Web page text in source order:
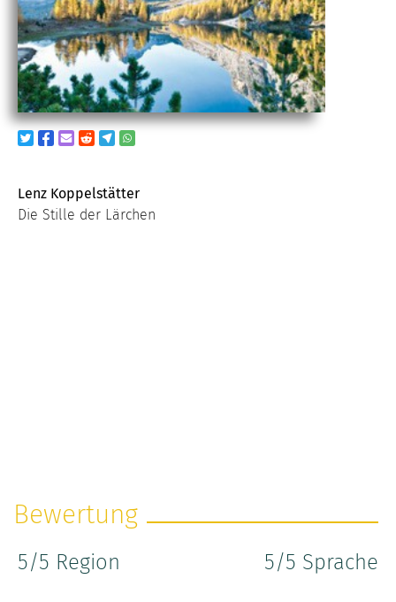
Lenz Koppelstätter
Die Stille der Lärchen
Bewertung
5/5 Region 5/5 Sprache